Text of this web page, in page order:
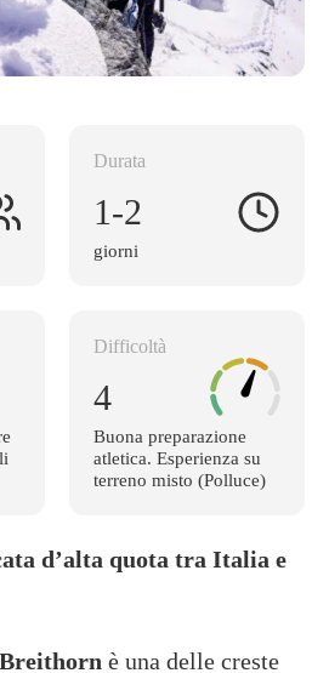
Durata
1-2
giorni
Difficoltà
4
Buona preparazione
atletica. Esperienza su
terreno misto (Polluce)
d’alta quota tra Italia e
è una delle creste